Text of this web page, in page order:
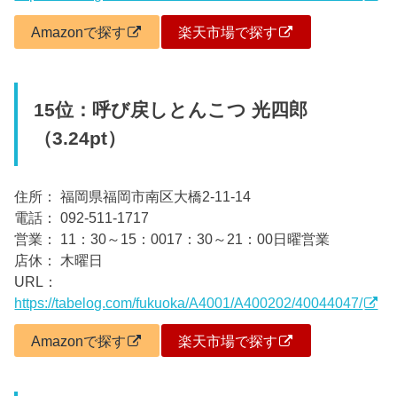
Amazonで探す 楽天市場で探す
15位：呼び戻しとんこつ 光四郎
（3.24pt）
住所： 福岡県福岡市南区大橋2-11-14
電話： 092-511-1717
営業： 11：30～15：0017：30～21：00日曜営業
店休： 木曜日
URL：
https://tabelog.com/fukuoka/A4001/A400202/40044047/
Amazonで探す 楽天市場で探す